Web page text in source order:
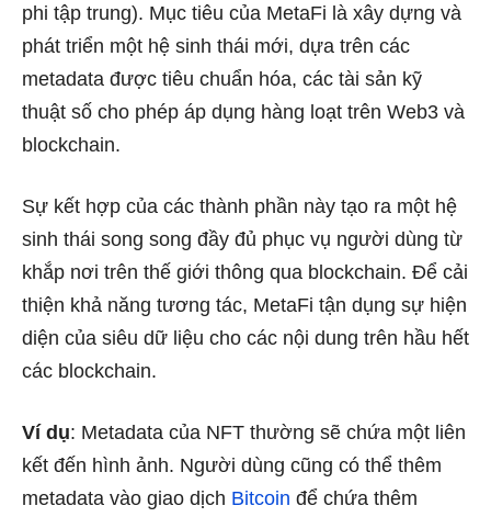
phi tập trung). Mục tiêu của MetaFi là xây dựng và
phát triển một hệ sinh thái mới, dựa trên các
metadata được tiêu chuẩn hóa, các tài sản kỹ
thuật số cho phép áp dụng hàng loạt trên Web3 và
blockchain.
Sự kết hợp của các thành phần này tạo ra một hệ
sinh thái song song đầy đủ phục vụ người dùng từ
khắp nơi trên thế giới thông qua blockchain. Để cải
thiện khả năng tương tác, MetaFi tận dụng sự hiện
diện của siêu dữ liệu cho các nội dung trên hầu hết
các blockchain.
Ví dụ: Metadata của NFT thường sẽ chứa một liên
kết đến hình ảnh. Người dùng cũng có thể thêm
metadata vào giao dịch Bitcoin để chứa thêm